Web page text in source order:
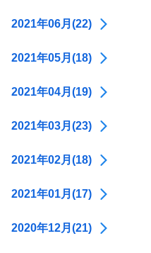
2021年06月(22)
2021年05月(18)
2021年04月(19)
2021年03月(23)
2021年02月(18)
2021年01月(17)
2020年12月(21)